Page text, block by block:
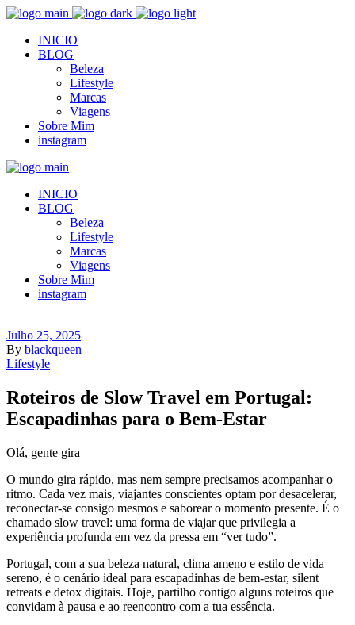
INICIO
BLOG
Beleza
Lifestyle
Marcas
Viagens
Sobre Mim
instagram
INICIO
BLOG
Beleza
Lifestyle
Marcas
Viagens
Sobre Mim
instagram
Julho 25, 2025
By blackqueen
Lifestyle
Roteiros de Slow Travel em Portugal:
Escapadinhas para o Bem-Estar
Olá, gente gira
O mundo gira rápido, mas nem sempre precisamos acompanhar o
ritmo. Cada vez mais, viajantes conscientes optam por desacelerar,
reconectar-se consigo mesmos e saborear o momento presente. É o
chamado slow travel: uma forma de viajar que privilegia a
experiência profunda em vez da pressa em “ver tudo”.
Portugal, com a sua beleza natural, clima ameno e estilo de vida
sereno, é o cenário ideal para escapadinhas de bem-estar, silent
retreats e detox digitais. Hoje, partilho contigo alguns roteiros que
convidam à pausa e ao reencontro com a tua essência.